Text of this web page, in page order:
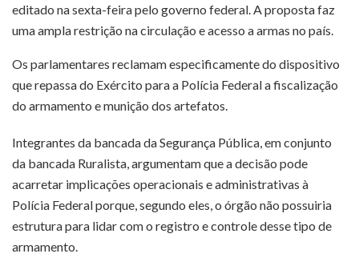
editado na sexta-feira pelo governo federal. A proposta faz
uma ampla restrição na circulação e acesso a armas no país.
Os parlamentares reclamam especificamente do dispositivo
que repassa do Exército para a Polícia Federal a fiscalização
do armamento e munição dos artefatos.
Integrantes da bancada da Segurança Pública, em conjunto
da bancada Ruralista, argumentam que a decisão pode
acarretar implicações operacionais e administrativas à
Polícia Federal porque, segundo eles, o órgão não possuiria
estrutura para lidar com o registro e controle desse tipo de
armamento.